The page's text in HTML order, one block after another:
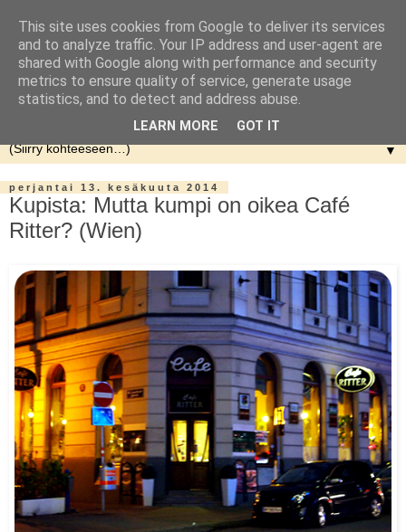
▼
perjantai 13. kesäkuuta 2014
Kupista: Mutta kumpi on oikea Café
Ritter? (Wien)
This site uses cookies from Google to deliver its services
and to analyze traffic. Your IP address and user-agent are
shared with Google along with performance and security
metrics to ensure quality of service, generate usage
statistics, and to detect and address abuse.
LEARN MORE GOT IT